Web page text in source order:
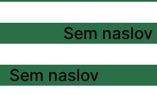
Sem naslov
Sem naslov